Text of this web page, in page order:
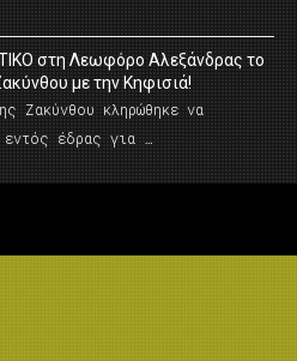
στη Λεωφόρο Αλεξάνδρας το
με την Κηφισιά!
Ζακύνθου κληρώθηκε να
εντός έδρας για …